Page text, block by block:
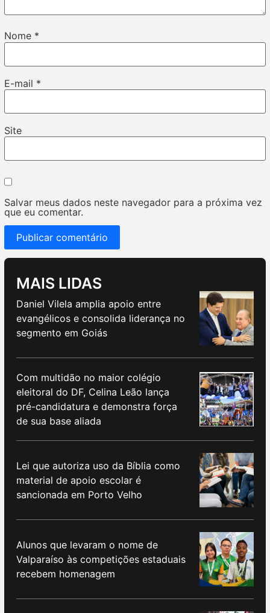
Nome *
E-mail *
Site
Salvar meus dados neste navegador para a próxima vez
que eu comentar.
MAIS LIDAS
Daniel Vilela amplia apoio entre
evangélicos e consolida liderança no
segmento em Goiás
Com multidão no maior colégio
eleitoral do DF, Celina Leão lança
pré-candidatura e demonstra força
de sua base aliada
Lei que autoriza uso da Bíblia como
material de apoio escolar é
sancionada em Porto Velho
Alunos que levaram o nome de
Valparaíso às competições estaduais
recebem homenagem